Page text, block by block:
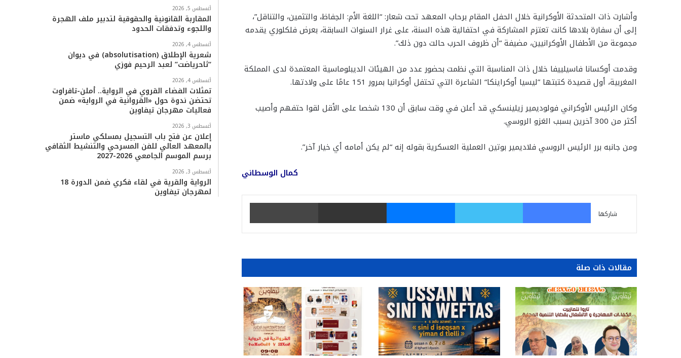
وأشارت ذات المتحدثة الأوكرانية خلال الحفل المقام برحاب المعهد تحت شعار: “اللغة الأم: الحِفاظ، والتثمين، والتناقل”،
إلى أن سفارة بلادها كانت تعتزم المشاركة في احتفالية هذه السنة، على غرار السنوات السابقة، بعرض فلكلوري يقدمه
مجموعة من الأطفال الأوكرانيين، مضيفة “أن ظروف الحرب حالت دون ذلك”.
وقدمت أوكسانا فاسيلييفا خلال ذات المناسبة التي نظمت بحضور عدد من الهيئات الديبلوماسية المعتمدة لدى المملكة
المغربية، أول قصيدة كتبتها ”ليسيا أوكراينكا“ الشاعرة التي تحتفل أوكرانيا بمرور 151 عامًا على ولادتها.
وكان الرئيس الأوكراني فولوديمير زيلينسكي قد أعلن في وقت سابق أن 130 شخصا على الأقل لقوا حتفهم وأصيب
أكثر من 300 آخرين بسبب الغزو الروسي.
ومن جانبه برر الرئيس الروسي فلاديمير بوتين العملية العسكرية بقوله إنه “لم يكن أمامه أي خيار آخر”.
كمال الوسطاني
شاركها
فيسبوك تويتر ماسنجر مشاركة عبر البريد
مقالات ذات صلة
أغسطس 5, 2026
المقاربة القانونية والحقوقية لتدبير ملف الهجرة
واللجوء وتدفقات الحدود
أغسطس 4, 2026
شعرية الإطلاق (absolutisation) في ديوان
“ثاحرياضت” لعبد الرحيم فوزي
أغسطس 4, 2026
تمثلات الفضاء القروي في الرواية.. أملن-تافراوت
تحتضن ندوة حول «القروانية في الرواية» ضمن
فعاليات مهرجان تيفاوين
أغسطس 3, 2026
إعلان عن فتح باب التسجيل بمسلكي ماستر
بالمعهد العالي للفن المسرحي والتنشيط الثقافي
برسم الموسم الجامعي 2026-2027
أغسطس 3, 2026
الرواية والقرية في لقاء فكري ضمن الدورة 18
لمهرجان تيفاوين